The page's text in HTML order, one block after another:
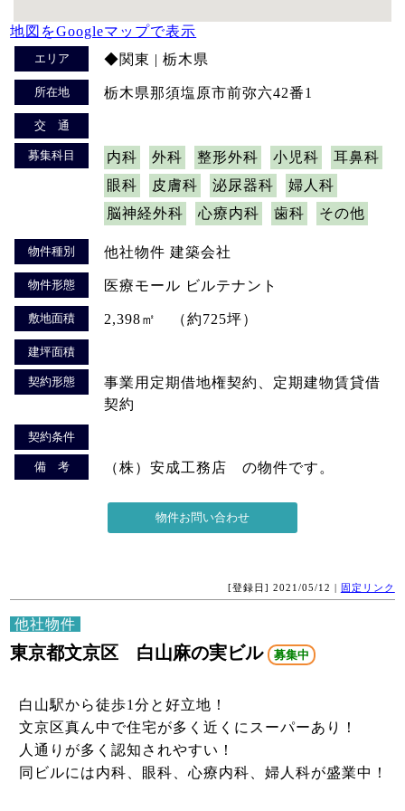
地図をGoogleマップで表示
エリア ◆関東 | 栃木県
所在地 栃木県那須塩原市前弥六42番1
交 通
募集科目 内科 外科 整形外科 小児科
耳鼻科
眼科
皮膚科 泌尿器科
婦人科
脳神経外科
心療内科 歯科 その他
物件種別 他社物件 建築会社
物件形態 医療モール ビルテナント
敷地面積 2,398㎡ （約725坪）
建坪面積
契約形態
事業用定期借地権契約、定期建物賃貸借
契約
契約条件
備 考 （株）安成工務店 の物件です。
[登録日] 2021/05/12 | 固定リンク
他社物件
東京都文京区 白山麻の実ビル 募集中
白山駅から徒歩1分と好立地！
文京区真ん中で住宅が多く近くにスーパーあり！
人通りが多く認知されやすい！
同ビルには内科、眼科、心療内科、婦人科が盛業中！